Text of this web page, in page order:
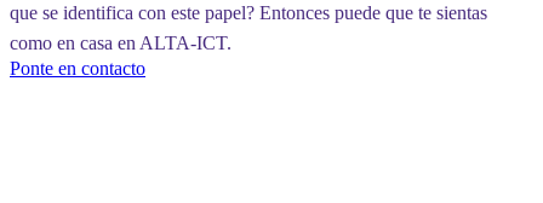
que se identifica con este papel? Entonces puede que te sientas
como en casa en ALTA-ICT.
Ponte en contacto